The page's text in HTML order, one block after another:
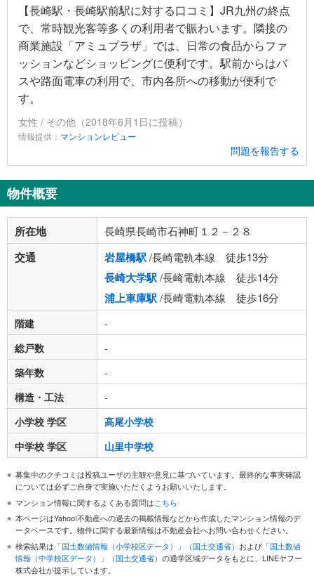
【長崎駅・長崎駅前駅に対する口コミ】JR九州の終点
で、常時観光客等多くの利用者で賑わいます。隣接の
商業施設「アミュプラザ」では、日常の食品からファ
ッションなどショッピングに便利です。駅前からはバ
スや路面電車の利用で、市内各所への移動が便利で
す。
女性 / その他（2018年6月1日に投稿）
情報提供： マンションレビュー
問題を報告する
物件概要
所在地 長崎県長崎市石神町１２－２８
交通 岩屋橋駅/長崎電軌本線 徒歩13分
長崎大学駅/長崎電軌本線 徒歩14分
浦上車庫駅/長崎電軌本線 徒歩16分
階建
-
総戸数
-
築年数
-
構造・工法
-
小学校 学区
高尾小学校
中学校 学区
山里中学校
募集中のクチコミは投稿ユーザの主観や意見に基づいています。最終的な事実確認
については必ずご自身で実施いただくようお願いいたします。
マンション情報に関するよくある質問はこちら
本ページはYahoo!不動産への過去の掲載情報などから作成したマンション情報のデ
ータベースです。物件に関する最新情報は不動産会社へお問い合わせください。
検索結果は 「国土数値情報（小学校区データ）」（国土交通省） および 「国土数値
情報（中学校区データ）」（国土交通省） の通学区域データをもとに、LINEヤフー
株式会社が提示しています。